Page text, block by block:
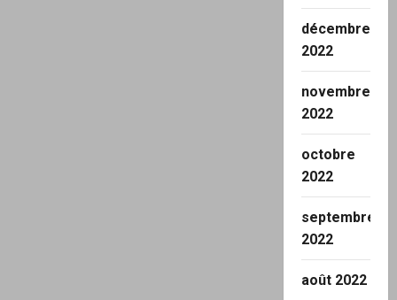
décembre
2022
novembre
2022
octobre
2022
septembre
2022
août 2022